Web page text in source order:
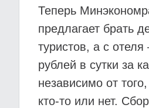
Теперь
предлагает брать
туристов, а с отеля
рублей в сутки за
независимо от
кто-то или нет. Сбор